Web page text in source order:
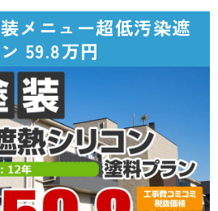
メニュー超低汚染遮
59.8万円